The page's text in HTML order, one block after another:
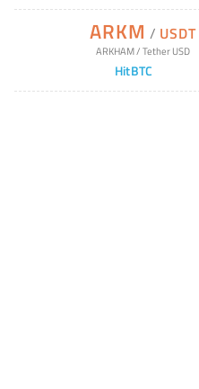
ARKM / USDT
ARKHAM/Tether USD
HitBTC